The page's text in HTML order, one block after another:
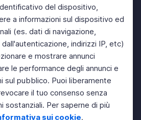
del dispositivo,
a informazioni sul dispositivo ed
(es. dati di navigazione,
indirizzi IP, etc)
e mostrare annunci
le performance degli annunci e
sul pubblico. Puoi liberamente
il tuo consenso senza
sostanziali. Per saperne di più
sui cookie.